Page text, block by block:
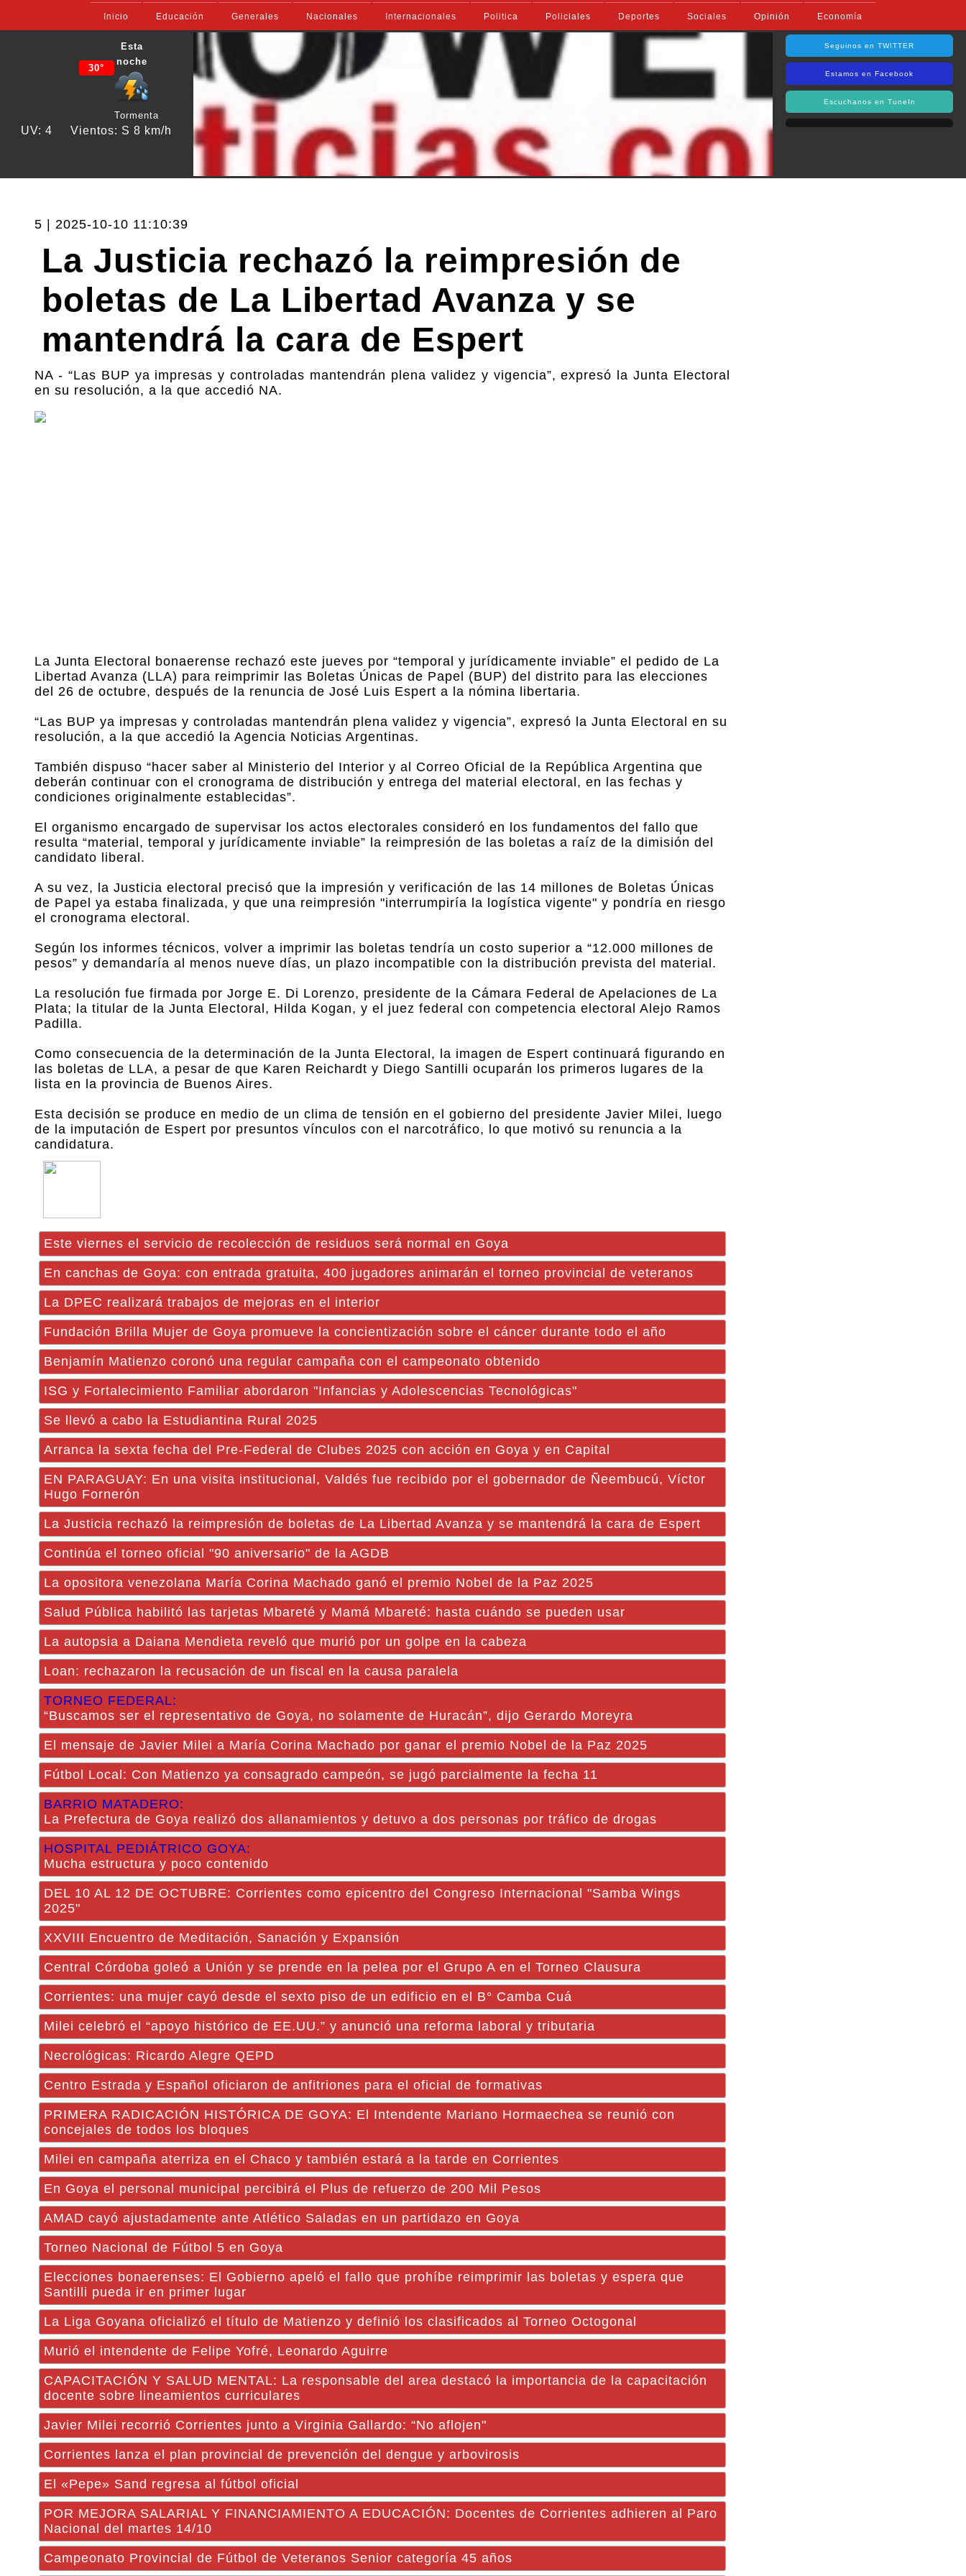
Inicio Educación Generales Nacionales Internacionales Politica Policiales Deportes Sociales Opinión Economía
30°
Esta
noche
Tormenta
UV: 4 Vientos: S 8 km/h
Seguinos en TWITTER
Estamos en Facebook
Escuchanos en TuneIn
5 | 2025-10-10 11:10:39
La Justicia rechazó la reimpresión de
boletas de La Libertad Avanza y se
mantendrá la cara de Espert
NA - “Las BUP ya impresas y controladas mantendrán plena validez y vigencia”, expresó la Junta Electoral
en su resolución, a la que accedió NA.
La Junta Electoral bonaerense rechazó este jueves por “temporal y jurídicamente inviable” el pedido de La
Libertad Avanza (LLA) para reimprimir las Boletas Únicas de Papel (BUP) del distrito para las elecciones
del 26 de octubre, después de la renuncia de José Luis Espert a la nómina libertaria.
“Las BUP ya impresas y controladas mantendrán plena validez y vigencia”, expresó la Junta Electoral en su
resolución, a la que accedió la Agencia Noticias Argentinas.
También dispuso “hacer saber al Ministerio del Interior y al Correo Oficial de la República Argentina que
deberán continuar con el cronograma de distribución y entrega del material electoral, en las fechas y
condiciones originalmente establecidas”.
El organismo encargado de supervisar los actos electorales consideró en los fundamentos del fallo que
resulta “material, temporal y jurídicamente inviable” la reimpresión de las boletas a raíz de la dimisión del
candidato liberal.
A su vez, la Justicia electoral precisó que la impresión y verificación de las 14 millones de Boletas Únicas
de Papel ya estaba finalizada, y que una reimpresión "interrumpiría la logística vigente" y pondría en riesgo
el cronograma electoral.
Según los informes técnicos, volver a imprimir las boletas tendría un costo superior a “12.000 millones de
pesos” y demandaría al menos nueve días, un plazo incompatible con la distribución prevista del material.
La resolución fue firmada por Jorge E. Di Lorenzo, presidente de la Cámara Federal de Apelaciones de La
Plata; la titular de la Junta Electoral, Hilda Kogan, y el juez federal con competencia electoral Alejo Ramos
Padilla.
Como consecuencia de la determinación de la Junta Electoral, la imagen de Espert continuará figurando en
las boletas de LLA, a pesar de que Karen Reichardt y Diego Santilli ocuparán los primeros lugares de la
lista en la provincia de Buenos Aires.
Esta decisión se produce en medio de un clima de tensión en el gobierno del presidente Javier Milei, luego
de la imputación de Espert por presuntos vínculos con el narcotráfico, lo que motivó su renuncia a la
candidatura.
Este viernes el servicio de recolección de residuos será normal en Goya
En canchas de Goya: con entrada gratuita, 400 jugadores animarán el torneo provincial de veteranos
La DPEC realizará trabajos de mejoras en el interior
Fundación Brilla Mujer de Goya promueve la concientización sobre el cáncer durante todo el año
Benjamín Matienzo coronó una regular campaña con el campeonato obtenido
ISG y Fortalecimiento Familiar abordaron "Infancias y Adolescencias Tecnológicas"
Se llevó a cabo la Estudiantina Rural 2025
Arranca la sexta fecha del Pre-Federal de Clubes 2025 con acción en Goya y en Capital
EN PARAGUAY: En una visita institucional, Valdés fue recibido por el gobernador de Ñeembucú, Víctor
Hugo Fornerón
La Justicia rechazó la reimpresión de boletas de La Libertad Avanza y se mantendrá la cara de Espert
Continúa el torneo oficial "90 aniversario" de la AGDB
La opositora venezolana María Corina Machado ganó el premio Nobel de la Paz 2025
Salud Pública habilitó las tarjetas Mbareté y Mamá Mbareté: hasta cuándo se pueden usar
La autopsia a Daiana Mendieta reveló que murió por un golpe en la cabeza
Loan: rechazaron la recusación de un fiscal en la causa paralela
TORNEO FEDERAL:
“Buscamos ser el representativo de Goya, no solamente de Huracán”, dijo Gerardo Moreyra
El mensaje de Javier Milei a María Corina Machado por ganar el premio Nobel de la Paz 2025
Fútbol Local: Con Matienzo ya consagrado campeón, se jugó parcialmente la fecha 11
BARRIO MATADERO:
La Prefectura de Goya realizó dos allanamientos y detuvo a dos personas por tráfico de drogas
HOSPITAL PEDIÁTRICO GOYA:
Mucha estructura y poco contenido
DEL 10 AL 12 DE OCTUBRE: Corrientes como epicentro del Congreso Internacional "Samba Wings
2025"
XXVIII Encuentro de Meditación, Sanación y Expansión
Central Córdoba goleó a Unión y se prende en la pelea por el Grupo A en el Torneo Clausura
Corrientes: una mujer cayó desde el sexto piso de un edificio en el B° Camba Cuá
Milei celebró el “apoyo histórico de EE.UU.” y anunció una reforma laboral y tributaria
Necrológicas: Ricardo Alegre QEPD
Centro Estrada y Español oficiaron de anfitriones para el oficial de formativas
PRIMERA RADICACIÓN HISTÓRICA DE GOYA: El Intendente Mariano Hormaechea se reunió con
concejales de todos los bloques
Milei en campaña aterriza en el Chaco y también estará a la tarde en Corrientes
En Goya el personal municipal percibirá el Plus de refuerzo de 200 Mil Pesos
AMAD cayó ajustadamente ante Atlético Saladas en un partidazo en Goya
Torneo Nacional de Fútbol 5 en Goya
Elecciones bonaerenses: El Gobierno apeló el fallo que prohíbe reimprimir las boletas y espera que
Santilli pueda ir en primer lugar
La Liga Goyana oficializó el título de Matienzo y definió los clasificados al Torneo Octogonal
Murió el intendente de Felipe Yofré, Leonardo Aguirre
CAPACITACIÓN Y SALUD MENTAL: La responsable del area destacó la importancia de la capacitación
docente sobre lineamientos curriculares
Javier Milei recorrió Corrientes junto a Virginia Gallardo: “No aflojen"
Corrientes lanza el plan provincial de prevención del dengue y arbovirosis
El «Pepe» Sand regresa al fútbol oficial
POR MEJORA SALARIAL Y FINANCIAMIENTO A EDUCACIÓN: Docentes de Corrientes adhieren al Paro
Nacional del martes 14/10
Campeonato Provincial de Fútbol de Veteranos Senior categoría 45 años